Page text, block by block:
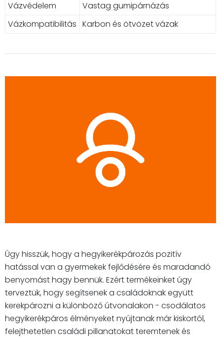
Vázvédelem
Vastag gumipárnázás
Vázkompatibilitás Karbon és ötvözet vázak
Úgy hisszük, hogy a hegyikerékpározás pozitív
hatással van a gyermekek fejlődésére és maradandó
benyomást hagy bennük. Ezért termékeinket úgy
terveztük, hogy segítsenek a családoknak együtt
kerekpározni a különböző útvonalakon - csodálatos
hegyikerékpáros élményeket nyújtanak már kiskortól,
felejthetetlen családi pillanatokat teremtenek és